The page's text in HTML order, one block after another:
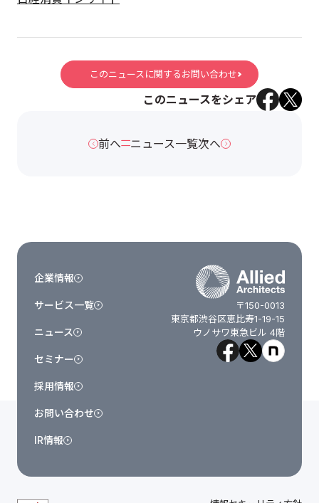
このニュースに関するお問い合わせ
このニュースをシェア
前へ ニュース一覧次へ
〒150-0013
東京都渋谷区恵比寿1-19-15
ウノサワ東急ビル 4階
企業情報
サービス一覧
ニュース
セミナー
採用情報
お問い合わせ
IR情報